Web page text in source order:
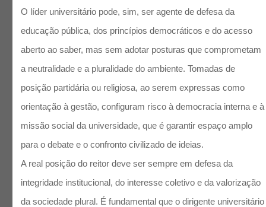
O líder universitário pode, sim, ser agente de defesa da
educação pública, dos princípios democráticos e do acesso
aberto ao saber, mas sem adotar posturas que comprometam
a neutralidade e a pluralidade do ambiente. Tomadas de
posição partidária ou religiosa, ao serem expressas como
orientação à gestão, configuram risco à democracia interna e à
missão social da universidade, que é garantir espaço amplo
para o debate e o confronto civilizado de ideias.
A real posição do reitor deve ser sempre em defesa da
integridade institucional, do interesse coletivo e da valorização
da sociedade plural. É fundamental que o dirigente universitário